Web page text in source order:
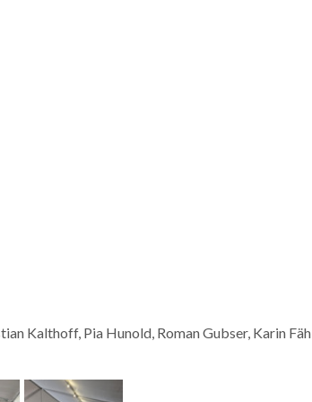
Kalthoff, Pia Hunold, Roman Gubser, Karin Fäh